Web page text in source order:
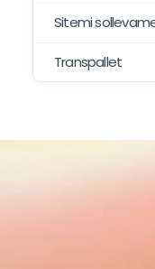
Sitemi
Transpallet